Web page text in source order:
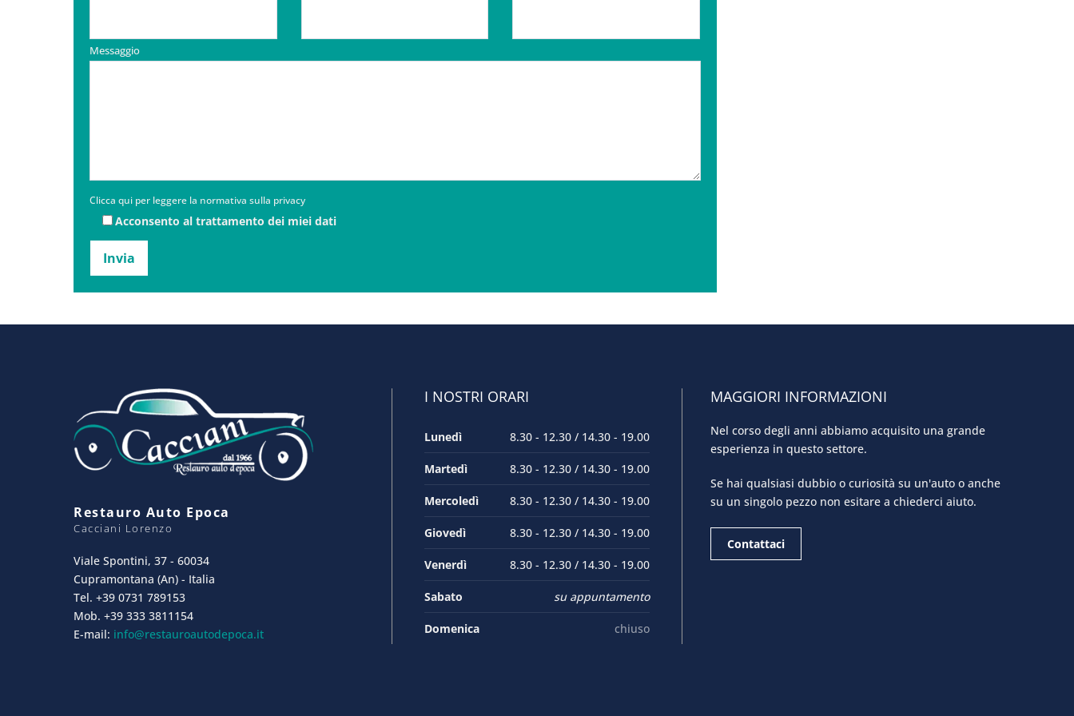
Messaggio
Clicca qui per leggere la normativa sulla privacy
Acconsento al trattamento dei miei dati
Restauro Auto Epoca
Cacciani Lorenzo
Viale Spontini, 37 - 60034
Cupramontana (An) - Italia
Tel. +39 0731 789153
Mob. +39 333 3811154
E-mail: info@restauroautodepoca.it
I NOSTRI ORARI
Lunedì 8.30 - 12.30 / 14.30 - 19.00
Martedì 8.30 - 12.30 / 14.30 - 19.00
Mercoledì 8.30 - 12.30 / 14.30 - 19.00
Giovedì 8.30 - 12.30 / 14.30 - 19.00
Venerdì 8.30 - 12.30 / 14.30 - 19.00
Sabato su appuntamento
Domenica chiuso
MAGGIORI INFORMAZIONI
Nel corso degli anni abbiamo acquisito una grande
esperienza in questo settore.
Se hai qualsiasi dubbio o curiosità su un'auto o anche
su un singolo pezzo non esitare a chiederci aiuto.
Contattaci